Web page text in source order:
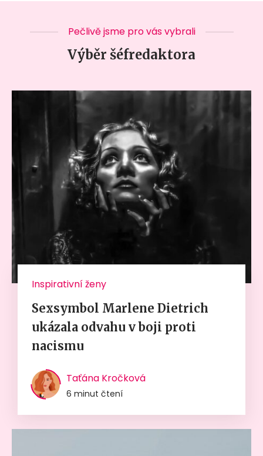
Pečlivě jsme pro vás vybrali
Výběr šéfredaktora
Inspirativní ženy
Sexsymbol Marlene Dietrich
ukázala odvahu v boji proti
nacismu
Taťána Kročková
6 minut čtení